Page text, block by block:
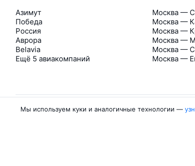
Азимут
Победа
Россия
Аврора
Belavia
Ещё 5 авиакомпаний
Москва —
Москва —
Москва —
Москва —
Москва —
Москва —
Мы используем куки и аналогичные технологии —